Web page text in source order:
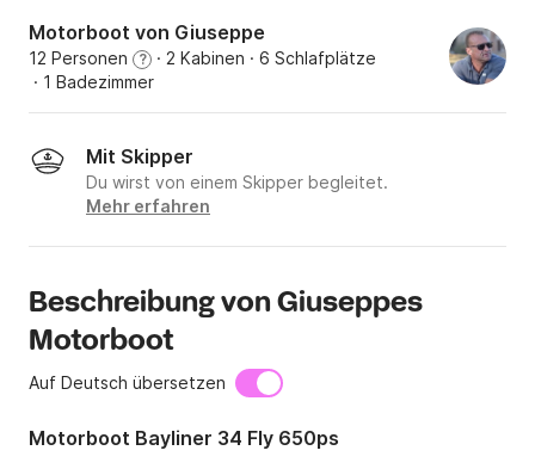
Motorboot von Giuseppe
12 Personen ? · 2 Kabinen · 6 Schlafplätze
· 1 Badezimmer
Mit Skipper
Du wirst von einem Skipper begleitet.
Mehr erfahren
Beschreibung von Giuseppes
Motorboot
Auf Deutsch übersetzen
Motorboot Bayliner 34 Fly 650ps